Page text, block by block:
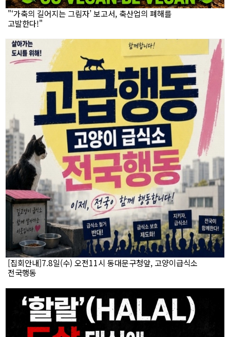
"‘가축의 길어지는 그림자’ 보고서, 축산업의 폐해를
고발한다!"
[집회안내]7.8일(수) 오전11시 동대문구청앞, 고양이급식소
전국행동